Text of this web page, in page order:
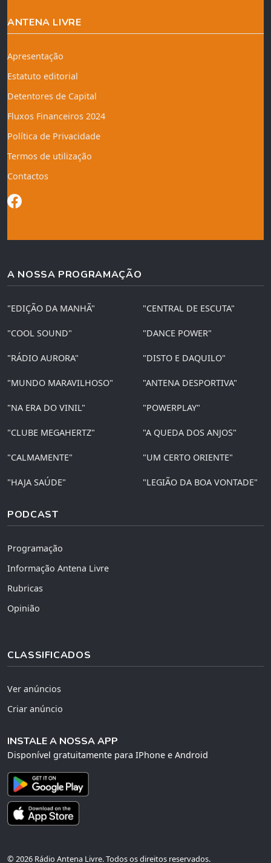
ANTENA LIVRE
Apresentação
Estatuto editorial
Detentores de Capital
Fluxos Financeiros 2024
Política de Privacidade
Termos de utilização
Contactos
A NOSSA PROGRAMAÇÃO
"EDIÇÃO DA MANHÃ" "CENTRAL DE ESCUTA"
"COOL SOUND" "DANCE POWER"
"RÁDIO AURORA" "DISTO E DAQUILO"
"MUNDO MARAVILHOSO" "ANTENA DESPORTIVA"
"NA ERA DO VINIL" "POWERPLAY"
"CLUBE MEGAHERTZ" "A QUEDA DOS ANJOS"
"CALMAMENTE" "UM CERTO ORIENTE"
"HAJA SAÚDE" "LEGIÃO DA BOA VONTADE"
PODCAST
Programação
Informação Antena Livre
Rubricas
Opinião
CLASSIFICADOS
Ver anúncios
Criar anúncio
INSTALE A NOSSA APP
Disponível gratuitamente para IPhone e Android
© 2026 Rádio Antena Livre. Todos os direitos reservados.